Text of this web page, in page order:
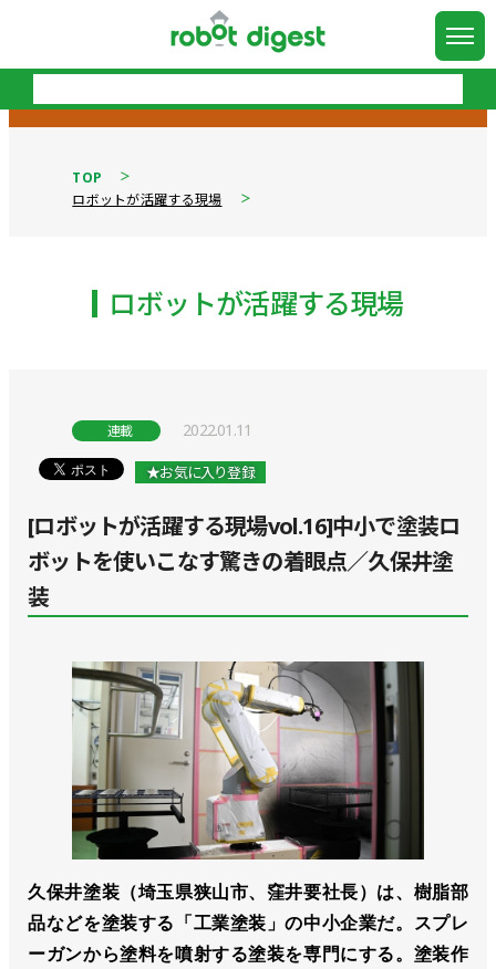
TOP
ロボットが活躍する現場
ロボットが活躍する現場
連載 2022.01.11
★お気に入り登録
[ロボットが活躍する現場vol.16]中小で塗装ロ
ボットを使いこなす驚きの着眼点／久保井塗
装
久保井塗装（埼玉県狭山市、窪井要社長）は、樹脂部
品などを塗装する「工業塗装」の中小企業だ。スプレ
ーガンから塗料を噴射する塗装を専門にする。塗装作